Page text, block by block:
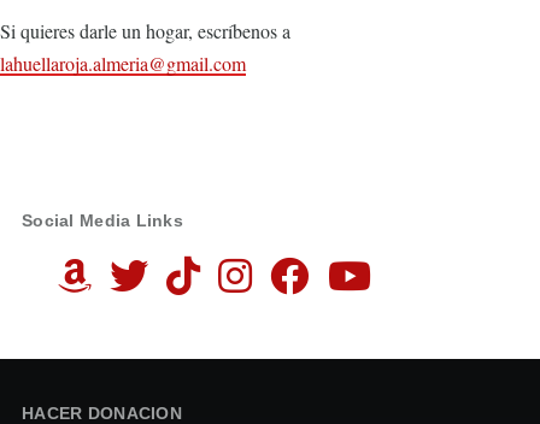
Si quieres darle un hogar, escríbenos a
lahuellaroja.almeria@gmail.com
Social Media Links
HACER DONACION